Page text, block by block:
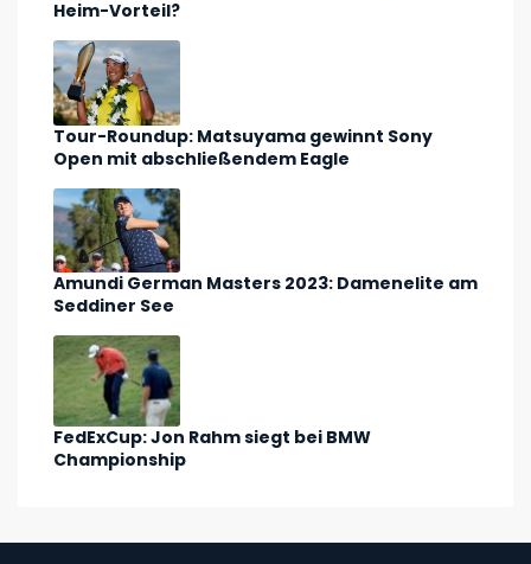
Heim-Vorteil?
Tour-Roundup: Matsuyama gewinnt Sony
Open mit abschließendem Eagle
Amundi German Masters 2023: Damenelite am
Seddiner See
FedExCup: Jon Rahm siegt bei BMW
Championship